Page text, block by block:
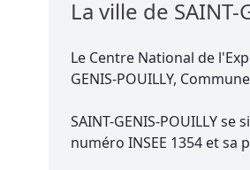
La ville de SAINT-
Le Centre National de
GENIS-POUILLY,
SAINT-GENIS-POUILLY
numéro INSEE 1354 et